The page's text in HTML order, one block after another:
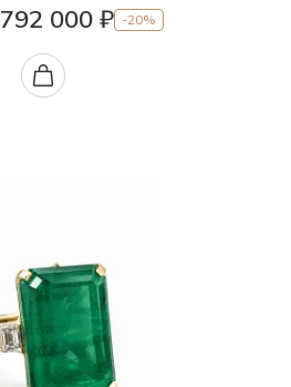
792 000 ₽ -20%